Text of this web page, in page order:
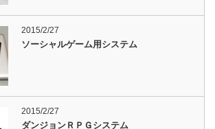
2015/2/27
ソーシャルゲーム用システム
2015/2/27
ダンジョンＲＰＧシステム